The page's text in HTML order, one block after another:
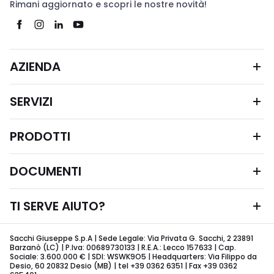
Rimani aggiornato e scopri le nostre novità!
AZIENDA
SERVIZI
PRODOTTI
DOCUMENTI
TI SERVE AIUTO?
Sacchi Giuseppe S.p.A | Sede Legale: Via Privata G. Sacchi, 2 23891
Barzanò (LC) | P.Iva: 00689730133 | R.E.A.: Lecco 157633 | Cap.
Sociale: 3.600.000 € | SDI: WSWK9O5 | Headquarters: Via Filippo da
Desio, 60 20832 Desio (MB) | tel +39 0362 6351 | Fax +39 0362